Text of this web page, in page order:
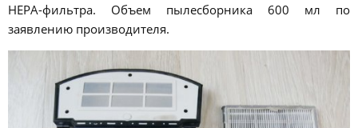
HEPA-фильтра. Объем пылесборника 600 мл по
заявлению производителя.